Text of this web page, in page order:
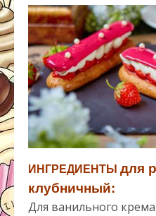
ИНГРЕДИЕНТЫ для
клубничный:
Для ванильного